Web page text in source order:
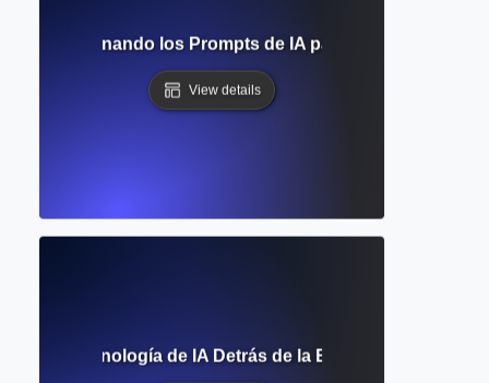
Dominando los Prompts de IA para Mejorar la
View details
Texto? Tecnología de IA Detrás de la Escritura y